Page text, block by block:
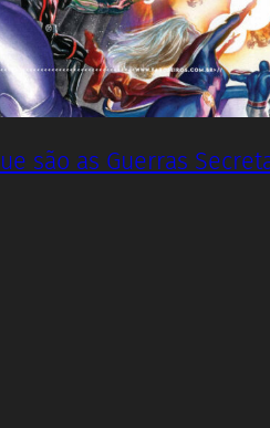
são as Guerras